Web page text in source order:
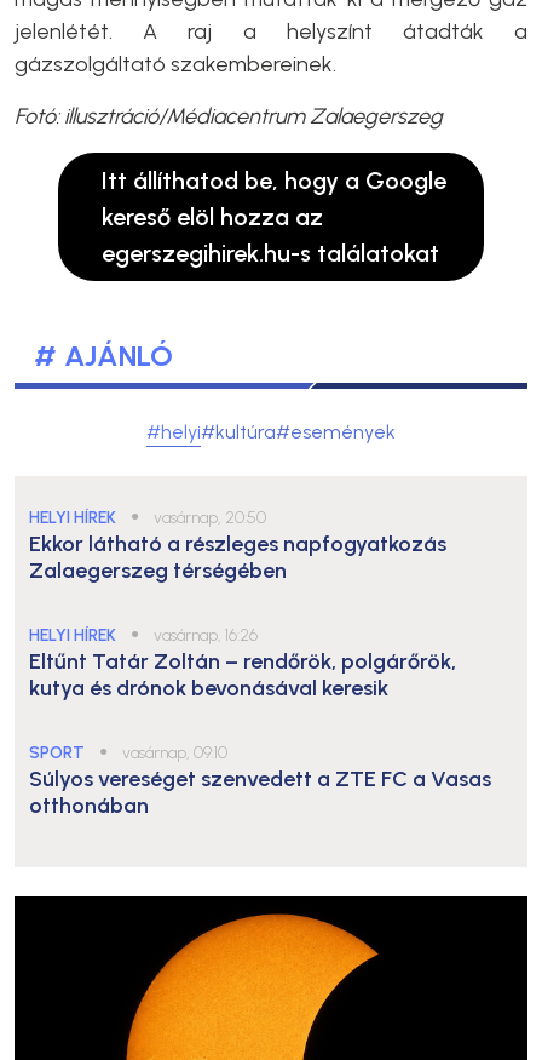
jelenlétét. A raj a helyszínt átadták a
gázszolgáltató szakembereinek.
Fotó: illusztráció/Médiacentrum Zalaegerszeg
Itt állíthatod be, hogy a Google
kereső elöl hozza az
egerszegihirek.hu-s találatokat
# AJÁNLÓ
#helyi#kultúra#események
HELYI HÍREK ● vasárnap, 20:50
Ekkor látható a részleges napfogyatkozás
Zalaegerszeg térségében
HELYI HÍREK ● vasárnap, 16:26
Eltűnt Tatár Zoltán – rendőrök, polgárőrök,
kutya és drónok bevonásával keresik
SPORT ● vasárnap, 09:10
Súlyos vereséget szenvedett a ZTE FC a Vasas
otthonában